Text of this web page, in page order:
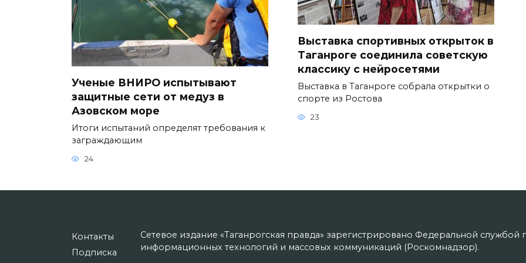
Ученые ВНИРО испытывают
защитные сети от медуз в
Азовском море
Итоги испытаний определят требования к
заграждающим
24
Выставка спортивных открыток в
Таганроге соединила советскую
классику с нейросетями
Выставка в Таганроге собрала открытки о
спорте из Ростова
23
Контакты
Подписка
Сетевое издание «Таганрогская правда» зарегистрировано Федеральной службой
информационных технологий и массовых коммуникаций (Роскомнадзор).